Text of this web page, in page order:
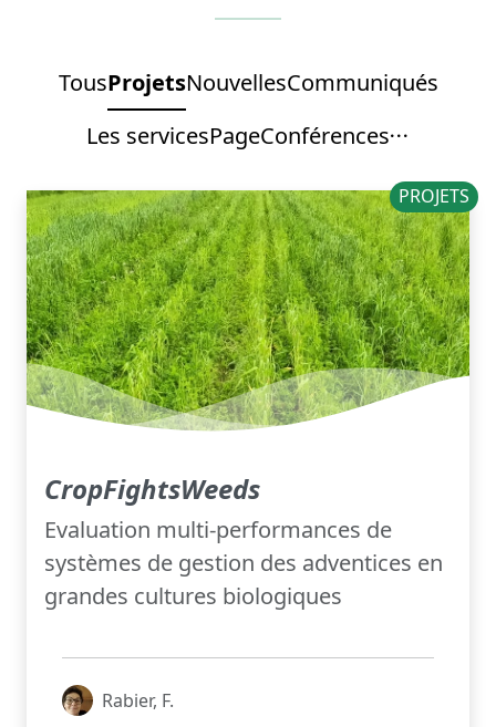
TousProjetsNouvellesCommuniqués
Les servicesPageConférences
PROJETS
CropFightsWeeds
Evaluation multi-performances de
systèmes de gestion des adventices en
grandes cultures biologiques
Rabier, F.